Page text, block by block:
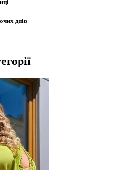
днів